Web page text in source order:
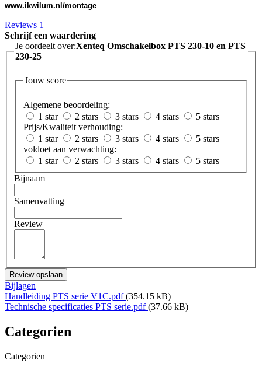
www.ikwilum.nl/montage
Reviews 1
Schrijf een waardering
Je oordeelt over:Xenteq Omschakelbox PTS 230-10 en PTS
230-25
Jouw score
Algemene beoordeling:
1 star
2 stars 3 stars 4 stars
5 stars
Prijs/Kwaliteit verhouding:
1 star
2 stars 3 stars 4 stars
5 stars
voldoet aan verwachting:
1 star
2 stars 3 stars 4 stars
5 stars
Bijnaam
Samenvatting
Review
Review opslaan
Bijlagen
Handleiding PTS serie V1C.pdf(354.15 kB)
Technische specificaties PTS serie.pdf(37.66 kB)
Categorien
Categorien